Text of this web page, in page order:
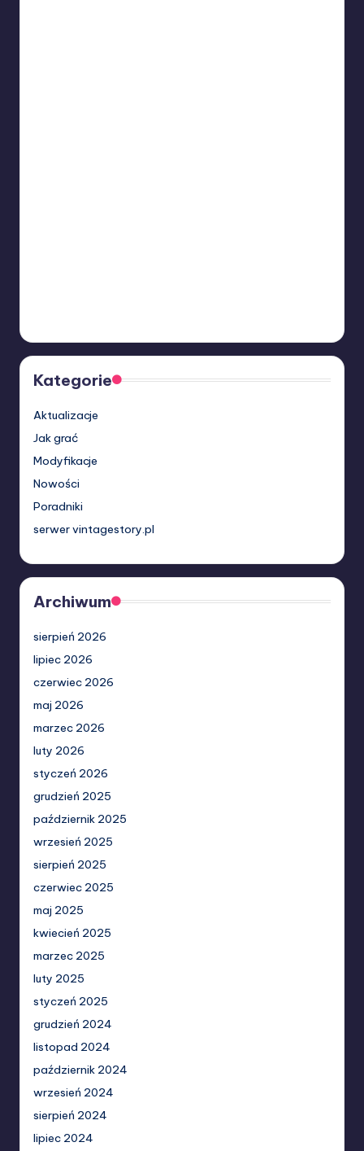
Kategorie
Aktualizacje
Jak grać
Modyfikacje
Nowości
Poradniki
serwer vintagestory.pl
Archiwum
sierpień 2026
lipiec 2026
czerwiec 2026
maj 2026
marzec 2026
luty 2026
styczeń 2026
grudzień 2025
październik 2025
wrzesień 2025
sierpień 2025
czerwiec 2025
maj 2025
kwiecień 2025
marzec 2025
luty 2025
styczeń 2025
grudzień 2024
listopad 2024
październik 2024
wrzesień 2024
sierpień 2024
lipiec 2024